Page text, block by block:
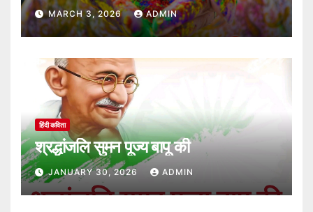
MARCH 3, 2026 ADMIN
हिंदी कविता
श्रद्धांजलि सुमन पूज्य बापू की
JANUARY 30, 2026 ADMIN